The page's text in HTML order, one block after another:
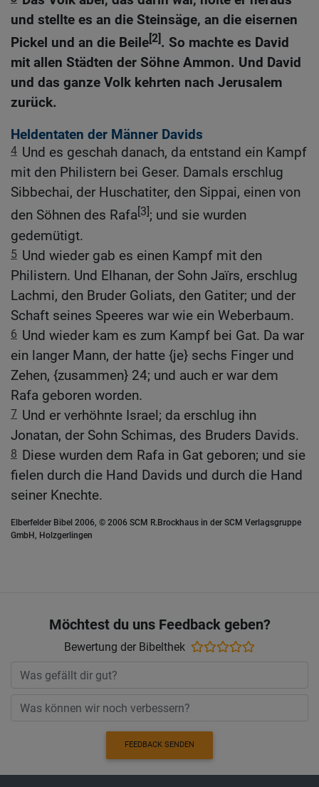
und stellte es an die Steinsäge, an die eisernen
Pickel und an die Beile[2]. So machte es David
mit allen Städten der Söhne Ammon. Und David
und das ganze Volk kehrten nach Jerusalem
zurück.
Heldentaten der Männer Davids
4 Und es geschah danach, da entstand ein Kampf
mit den Philistern bei Geser. Damals erschlug
Sibbechai, der Huschatiter, den Sippai, einen von
den Söhnen des Rafa[3]; und sie wurden
gedemütigt.
5 Und wieder gab es einen Kampf mit den
Philistern. Und Elhanan, der Sohn Jaïrs, erschlug
Lachmi, den Bruder Goliats, den Gatiter; und der
Schaft seines Speeres war wie ein Weberbaum.
6 Und wieder kam es zum Kampf bei Gat. Da war
ein langer Mann, der hatte {je} sechs Finger und
Zehen, {zusammen} 24; und auch er war dem
Rafa geboren worden.
7 Und er verhöhnte Israel; da erschlug ihn
Jonatan, der Sohn Schimas, des Bruders Davids.
8 Diese wurden dem Rafa in Gat geboren; und sie
fielen durch die Hand Davids und durch die Hand
seiner Knechte.
Elberfelder Bibel 2006, © 2006 SCM R.Brockhaus in der SCM Verlagsgruppe
GmbH, Holzgerlingen
Möchtest du uns Feedback geben?
Bewertung der Bibelthek
FEEDBACK SENDEN